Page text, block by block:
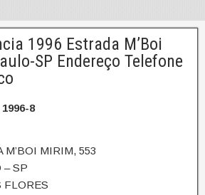
1996 Estrada M’Boi
SP Endereço Telefone
8
M’BOI MIRIM, 553
– SP
FLORES